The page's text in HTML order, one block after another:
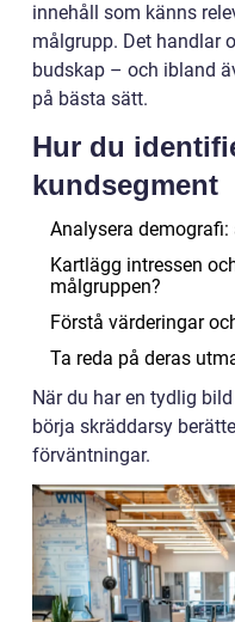
innehåll som känns
målgrupp. Det handlar
budskap – och ibland
på bästa sätt.
Hur du
kundsegment
Analysera demografi:
Kartlägg intressen
målgruppen?
Förstå värderingar
Ta reda på deras
När du har en tydlig
börja skräddarsy
förväntningar.